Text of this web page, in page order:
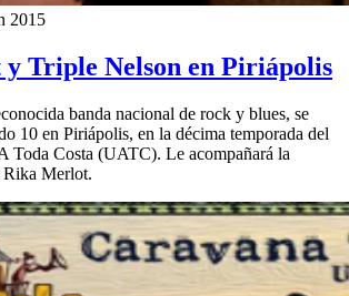
2015
Triple Nelson en Piriápolis
banda nacional de rock y blues, se
10 en Piriápolis, en la décima temporada del
Toda Costa (UATC). Le acompañará la
Merlot.